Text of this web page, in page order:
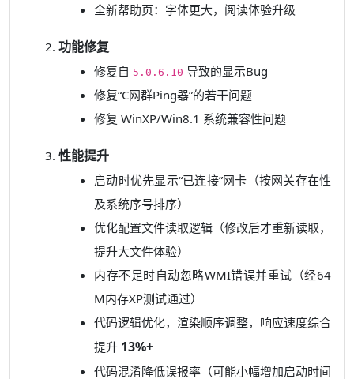
全新帮助页：字体更大，阅读体验升级
功能修复
修复自 5.0.6.10 导致的显示Bug
修复“C网群Ping器”的若干问题
修复 WinXP/Win8.1 系统兼容性问题
性能提升
启动时优先显示“已连接”网卡（按网关存在性
及系统序号排序）
优化配置文件读取逻辑（修改后才重新读取，
提升大文件体验）
内存不足时自动忽略WMI错误并重试（经64
M内存XP测试通过）
代码逻辑优化，渲染顺序调整，响应速度综合
提升 13%+
代码混淆降低误报率（可能小幅增加启动时间